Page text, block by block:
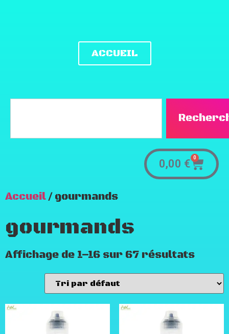
ACCUEIL
0,00 € 0
Accueil/ gourmands
gourmands
Affichage de 1–16 sur 67 résultats